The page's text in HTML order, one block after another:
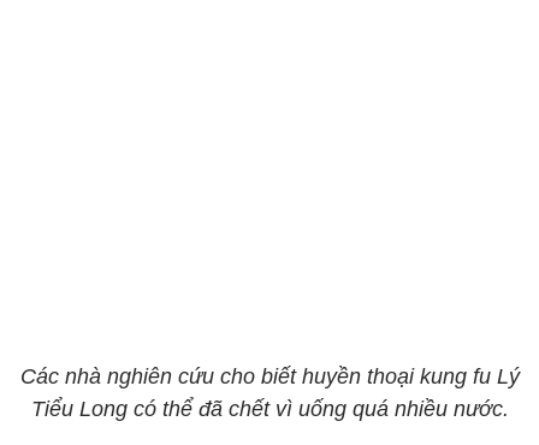
Các nhà nghiên cứu cho biết huyền thoại kung fu Lý
Tiểu Long có thể đã chết vì uống quá nhiều nước.